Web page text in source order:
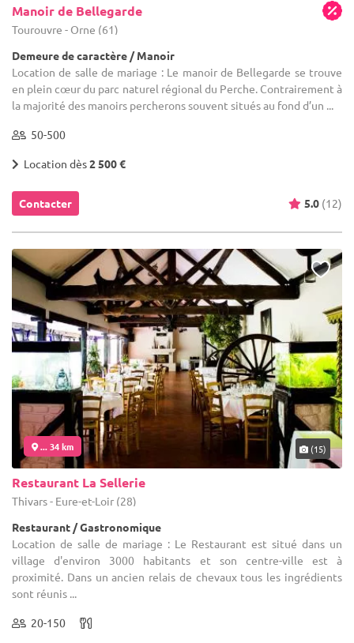
Manoir de Bellegarde
Tourouvre - Orne (61)
Demeure de caractère / Manoir
Location de salle de mariage : Le manoir de Bellegarde se trouve
en plein cœur du parc naturel régional du Perche. Contrairement à
la majorité des manoirs percherons souvent situés au fond d’un ...
50-500
Location dès2 500 €
Contacter 5.0 (12)
... 34 km (15)
Restaurant La Sellerie
Thivars - Eure-et-Loir (28)
Restaurant / Gastronomique
Location de salle de mariage : Le Restaurant est situé dans un
village d'environ 3000 habitants et son centre-ville est à
proximité. Dans un ancien relais de chevaux tous les ingrédients
sont réunis ...
20-150